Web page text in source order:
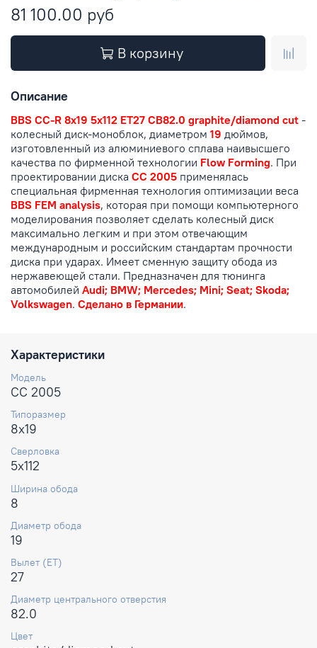
81 100.00 руб
В корзину
Описание
BBS CC-R 8x19 5x112 ET27 CB82.0 graphite/diamond cut -
колесный диск-моноблок, диаметром 19 дюймов,
изготовленный из алюминиевого сплава наивысшего
качества по фирменной технологии Flow Forming. При
проектировании диска CC 2005 применялась
специальная фирменная технология оптимизации веса
BBS FEM analysis, которая при помощи компьютерного
моделирования позволяет сделать колесный диск
максимально легким и при этом отвечающим
международным и российским стандартам прочности
диска при ударах. Имеет сменную защиту обода из
нержавеющей стали. Предназначен для тюнинга
автомобилей Audi; BMW; Mercedes; Mini; Seat; Skoda;
Volkswagen. Сделано в Германии.
Характеристики
Модель
CC 2005
Типоразмер
8x19
Сверловка
5x112
Ширина обода
8
Диаметр обода
19
Вылет (ET)
27
Диаметр центрального отверстия
82.0
Цвет